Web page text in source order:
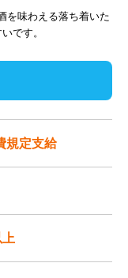
を味わえる落ち着いた
です。
規定支給